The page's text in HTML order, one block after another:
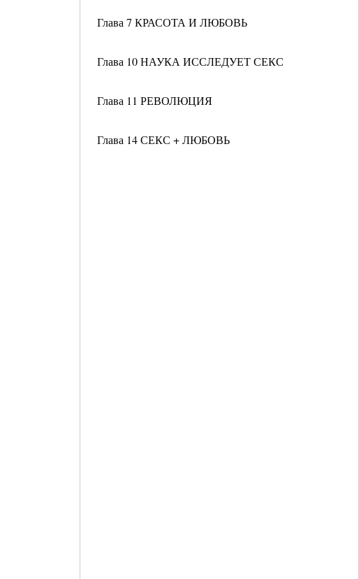
Глава 7 КРАСОТА И ЛЮБОВЬ
Глава 10 НАУКА ИССЛЕДУЕТ СЕКС
Глава 11 РЕВОЛЮЦИЯ
Глава 14 СЕКС + ЛЮБОВЬ